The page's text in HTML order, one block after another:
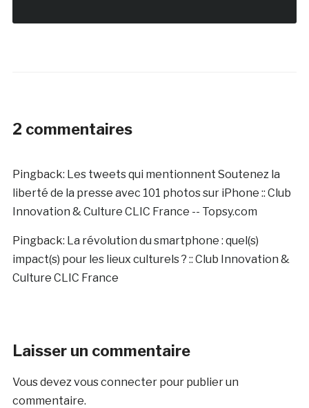
2 commentaires
Pingback: Les tweets qui mentionnent Soutenez la
liberté de la presse avec 101 photos sur iPhone :: Club
Innovation & Culture CLIC France -- Topsy.com
Pingback: La révolution du smartphone : quel(s)
impact(s) pour les lieux culturels ? :: Club Innovation &
Culture CLIC France
Laisser un commentaire
Vous devezvous connecterpour publier un
commentaire.